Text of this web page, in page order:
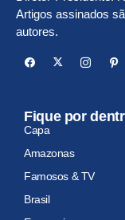
Artigos assinados
autores.
Fique por
Capa
Amazonas
Famosos & TV
Brasil